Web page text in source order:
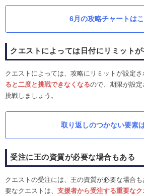
6月の攻略チャートは
クエストによっては日付にリミットが
クエストによっては、攻略にリミットが設定さ
ると二度と挑戦できなくなるので、期限が設
挑戦しましょう。
取り返しのつかない要素
受注に王の資質が必要な場合もある
クエストの受注には、王の資質が必要な場合
要なクエストは、 支援者から受注する重要なク